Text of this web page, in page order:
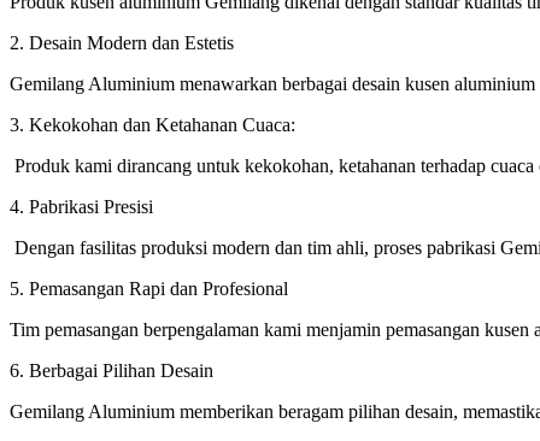
2. Desain Modern dan Estetis
Gemilang Aluminium menawarkan berbagai desain kusen
3. Kekokohan dan Ketahanan Cuaca:
Produk kami dirancang untuk kekokohan, ketahanan terhadap
4. Pabrikasi Presisi
Dengan fasilitas produksi modern dan tim ahli, proses pabrikasi
5. Pemasangan Rapi dan Profesional
Tim pemasangan berpengalaman kami menjamin pemasangan
6. Berbagai Pilihan Desain
Gemilang Aluminium memberikan beragam pilihan desain,